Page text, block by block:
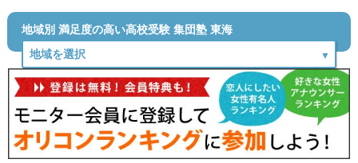
地域別 満足度の高い高校受験 集団塾 東海